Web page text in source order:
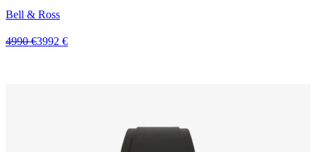
Bell & Ross
4990 €3992 €